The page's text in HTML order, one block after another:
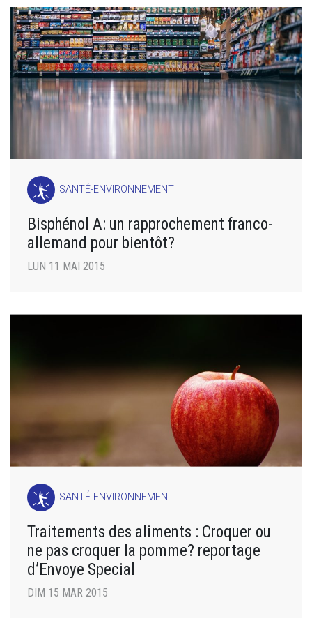
SANTÉ-ENVIRONNEMENT
Bisphénol A: un rapprochement franco-
allemand pour bientôt?
LUN 11 MAI 2015
SANTÉ-ENVIRONNEMENT
Traitements des aliments : Croquer ou
ne pas croquer la pomme? reportage
d’Envoye Special
DIM 15 MAR 2015